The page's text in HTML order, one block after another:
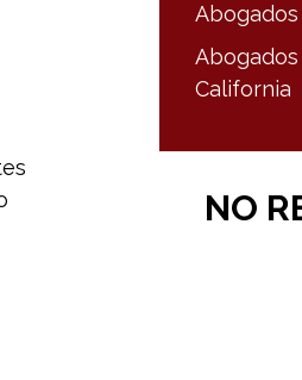
California
NO